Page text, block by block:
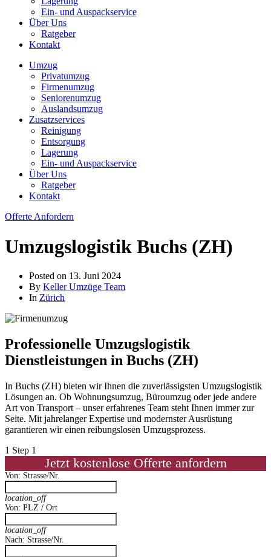
Ein- und Auspackservice
Über Uns
Ratgeber
Kontakt
Umzug
Privatumzug
Firmenumzug
Seniorenumzug
Auslandsumzug
Zusatzservices
Reinigung
Entsorgung
Lagerung
Ein- und Auspackservice
Über Uns
Ratgeber
Kontakt
Offerte Anfordern
Umzugslogistik Buchs (ZH)
Posted on 13. Juni 2024
By Keller Umzüge Team
In Zürich
Professionelle Umzugslogistik
Dienstleistungen in Buchs (ZH)
In Buchs (ZH) bieten wir Ihnen die zuverlässigsten Umzugslogistik
Lösungen an. Ob Wohnungsumzug, Büroumzug oder jede andere
Art von Transport – unser erfahrenes Team steht Ihnen immer zur
Seite. Mit jahrelanger Expertise und modernster Ausrüstung
garantieren wir einen reibungslosen Umzugsprozess.
1 Step 1
Jetzt kostenlose Offerte anfordern
Von: Strasse/Nr.
location_off
Von: PLZ / Ort
location_off
Nach: Strasse/Nr.